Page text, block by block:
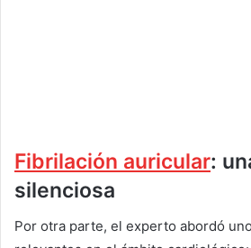
Fibrilación auricular:
silenciosa
Por otra parte, el experto abordó